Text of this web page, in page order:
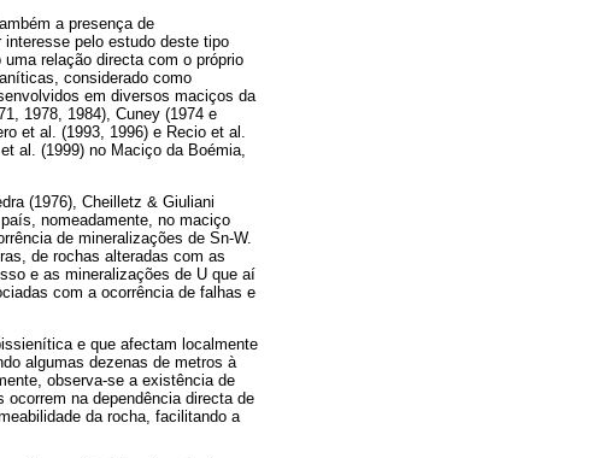
a presença de
pelo estudo deste tipo
relação directa com o próprio
considerado como
em diversos maciços da
1978, 1984), Cuney (1974 e
et al. (1993, 1996) e Recio et al.
al. (1999) no Maciço da Boémia,
(1976), Cheilletz & Giuliani
nomeadamente, no maciço
de mineralizações de Sn-W.
de rochas alteradas com as
e as mineralizações de U que aí
com a ocorrência de falhas e
e que afectam localmente
algumas dezenas de metros à
observa-se a existência de
na dependência directa de
da rocha, facilitando a